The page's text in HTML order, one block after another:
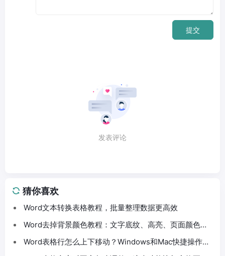
提交
发表评论
猜你喜欢
Word文本转换表格教程，批量整理数据更高效
Word去掉背景颜色教程：文字底纹、高亮、页面颜色这
样处理
Word表格行怎么上下移动？Windows和Mac快捷操作分